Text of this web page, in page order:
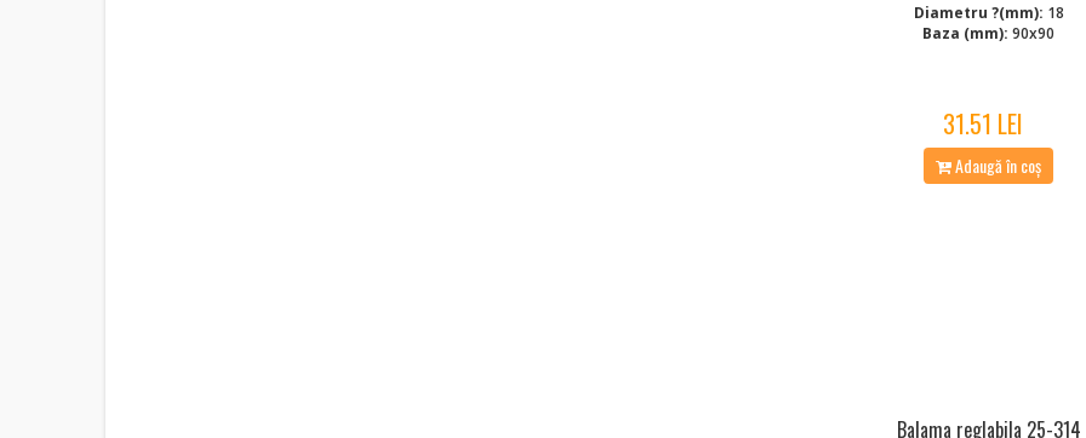
Diametru ?(mm): 18
Baza (mm): 90x90
31.51 LEI
Adaugă în coș
Balama reglabila 25-314